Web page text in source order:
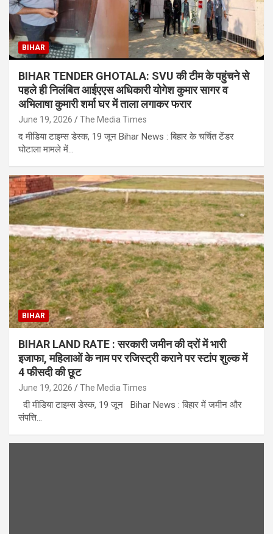
BIHAR
BIHAR TENDER GHOTALA: SVU की टीम के पहुंचने से
पहले ही निलंबित आईएएस अधिकारी योगेश कुमार सागर व
अभिलाषा कुमारी शर्मा घर में ताला लगाकर फरार
June 19, 2026 The Media Times
द मीडिया टाइम्स डेस्क, 19 जून Bihar News : बिहार के चर्चित टेंडर
घोटाला मामले में…
BIHAR
BIHAR LAND RATE : सरकारी जमीन की दरों में भारी
इजाफा, महिलाओं के नाम पर रजिस्ट्री कराने पर स्टांप शुल्क में
4 फीसदी की छूट
June 19, 2026 The Media Times
दी मीडिया टाइम्स डेस्क, 19 जून Bihar News : बिहार में जमीन और
संपत्ति…